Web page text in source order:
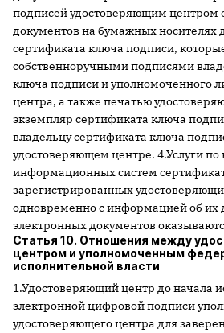
подписей удостоверяющим
документов на бумажных носителях
сертификата ключа подписи,
собственноручными подписями
ключа подписи и уполномоченного
центра, а также печатью
экземпляр сертификата ключа
владельцу сертификата ключа
удостоверяющем центре. 4.Услуги
информационных систем
зарегистрированных
одновременно с информацией об их
электронных документов
Статья 10. Отношения между
центром и уполномоченным
исполнительной власти
1.Удостоверяющий центр до начала
электронной цифровой подписи
удостоверяющего центра для